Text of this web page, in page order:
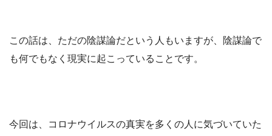
この話は、ただの陰謀論だという人もいますが、陰謀論で
も何でもなく現実に起こっていることです。
今回は、コロナウイルスの真実を多くの人に気づいていた